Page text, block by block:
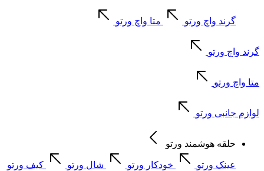
گرند واچ ورتو متا واچ ورتو
گرند واچ ورتو
متا واچ ورتو
لوازم جانبی ورتو
حلقه هوشمند ورتو
عینک ورتو خودکار ورتو شال ورتو کیف ورتو